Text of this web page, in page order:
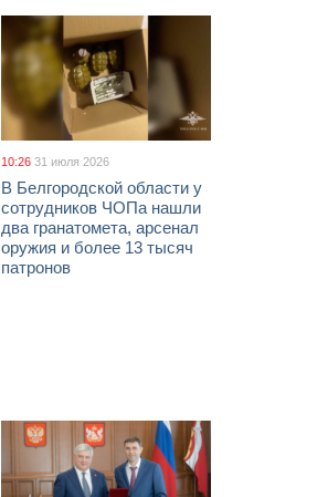
10:26 31 июля 2026
В Белгородской области у
сотрудников ЧОПа нашли
два гранатомета, арсенал
оружия и более 13 тысяч
патронов